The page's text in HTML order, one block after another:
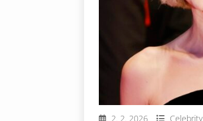
2. 2. 2026 Celebrity